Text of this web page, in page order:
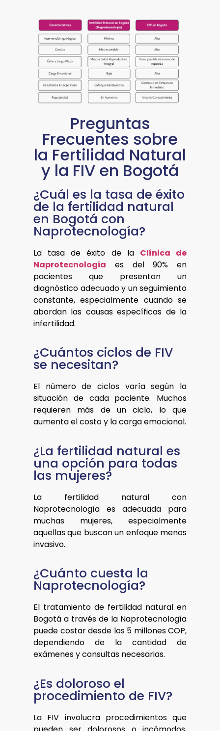
Preguntas
Frecuentes sobre
la Fertilidad Natural
y la FIV en Bogotá
¿Cuál es la tasa de éxito
de la fertilidad natural
en Bogotá con
Naprotecnología?
La tasa de éxito de la Clínica de
Naprotecnologia es del 90% en
pacientes que presentan un
diagnóstico adecuado y un seguimiento
constante, especialmente cuando se
abordan las causas específicas de la
infertilidad.
¿Cuántos ciclos de FIV
se necesitan?
El número de ciclos varía según la
situación de cada paciente. Muchos
requieren más de un ciclo, lo que
aumenta el costo y la carga emocional.
¿La fertilidad natural es
una opción para todas
las mujeres?
La fertilidad natural con
Naprotecnología es adecuada para
muchas mujeres, especialmente
aquellas que buscan un enfoque menos
invasivo.
¿Cuánto cuesta la
Naprotecnología?
El tratamiento de fertilidad natural en
Bogotá a través de la Naprotecnología
puede costar desde los 5 millones COP,
dependiendo de la cantidad de
exámenes y consultas necesarias.
¿Es doloroso el
procedimiento de FIV?
La FIV involucra procedimientos que